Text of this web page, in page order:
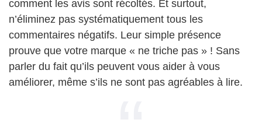
comment les avis sont récoltés. Et surtout,
n’éliminez pas systématiquement tous les
commentaires négatifs. Leur simple présence
prouve que votre marque « ne triche pas » ! Sans
parler du fait qu’ils peuvent vous aider à vous
améliorer, même s’ils ne sont pas agréables à lire.